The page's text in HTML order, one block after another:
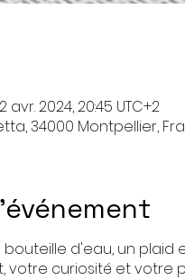
avr. 2024, 20:45 UTC+2
34000 Montpellier,
bouteille d'eau, un
votre curiosité et votre